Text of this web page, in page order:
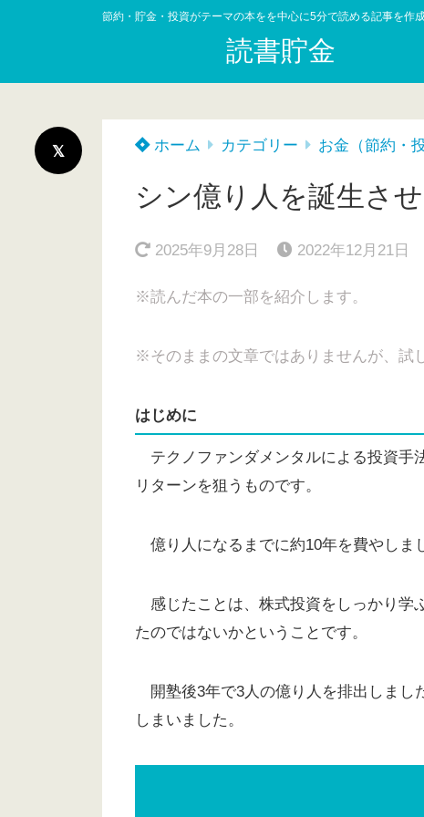
節約・貯金・投資がテーマの本をを中心に5分で読める記事を作
読書貯金
ホーム カテゴリー お金（節約・
シン億り人を誕生さ
2025年9月28日 2022年12月21日
※読んだ本の一部を紹介します。
※そのままの文章ではありませんが、試
はじめに
テクノファンダメンタルによる投資手
リターンを狙うものです。
億り人になるまでに約10年を費やしま
感じたことは、株式投資をしっかり学
たのではないかということです。
開塾後3年で3人の億り人を排出しまし
しまいました。